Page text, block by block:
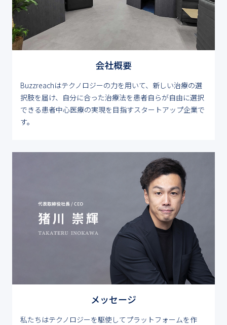
会社概要
Buzzreachはテクノロジーの力を用いて、新しい治療の選
択肢を届け、自分に合った治療法を患者自らが自由に選択
できる患者中心医療の実現を目指すスタートアップ企業で
す。
メッセージ
私たちはテクノロジーを駆使してプラットフォームを作